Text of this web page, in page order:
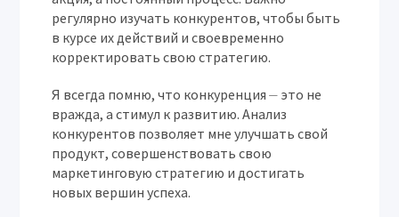
регулярно изучать конкурентов, чтобы быть
в курсе их действий и своевременно
корректировать свою стратегию.
Я всегда помню, что конкуренция ⏤ это не
вражда, а стимул к развитию. Анализ
конкурентов позволяет мне улучшать свой
продукт, совершенствовать свою
маркетинговую стратегию и достигать
новых вершин успеха.